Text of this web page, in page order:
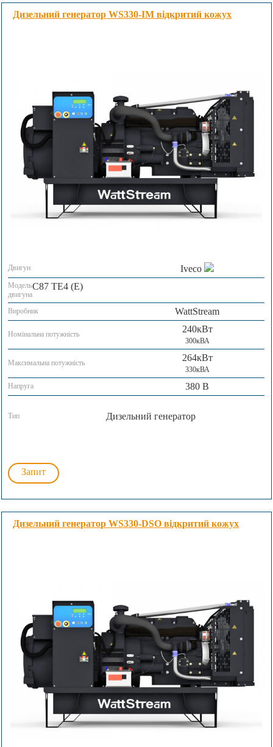
Дизельний генератор WS330-IM відкритий кожух
Двигун Iveco
Модель
двигуна
C87 TE4 (E)
Виробник WattStream
Номінальна потужність 240кВт
300кВА
Максимальна потужність 264кВт
330кВА
Напруга
380 В
Тип Дизельний генератор
Запит
Дизельний генератор WS330-DSO відкритий кожух